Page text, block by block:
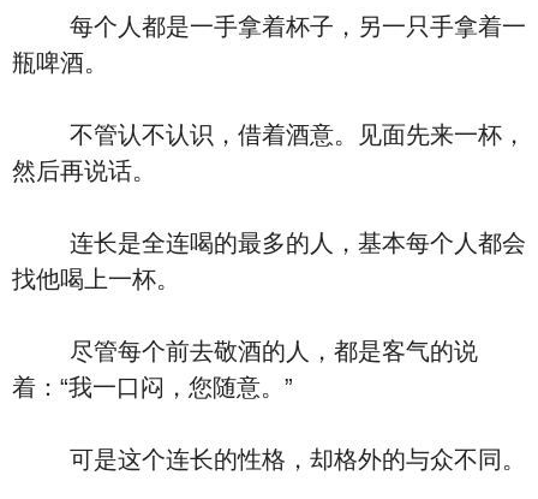
每个人都是一手拿着杯子，另一只手拿着一
瓶啤酒。
不管认不认识，借着酒意。见面先来一杯，
然后再说话。
连长是全连喝的最多的人，基本每个人都会
找他喝上一杯。
尽管每个前去敬酒的人，都是客气的说
着：“我一口闷，您随意。”
可是这个连长的性格，却格外的与众不同。